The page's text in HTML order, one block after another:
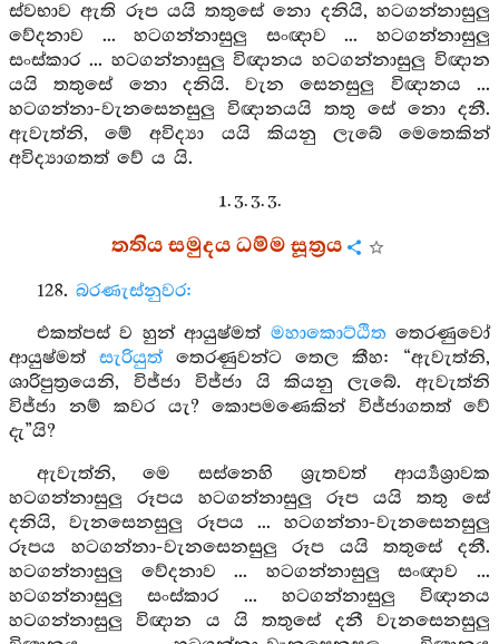
ස්වභාව ඇති රූප යයි තතුසේ නො දනියි, හටගන්නාසුලු
වේදනාව ... හටගන්නාසුලු සංඥාව ... හටගන්නාසුලු
සංස්කාර ... හටගන්නාසුලු විඥානය හටගන්නාසුලු විඥාන
යයි තතුසේ නො දනියි. වැන සෙනසුලු විඥානය ...
හටගන්නා-වැනසෙනසුලු විඥානයයි තතු සේ නො දනී.
ඇවැත්නි, මේ අවිද්‍යා යයි කියනු ලැබේ මෙතෙකින්
අවිද්‍යාගතත් වේ ය යි.
1. 3. 3. 3.
තතිය සමුදය ධම්ම සූත්‍රය
128. බරණැස්නුවර:
එකත්පස් ව හුන් ආයුෂ්මත් මහාකොට්ඨිත තෙරණුවෝ
ආයුෂ්මත් සැරියුත්තෙරණුවන්ට තෙල කීහ: “ඇවැත්නි,
ශාරිපුත්‍රයෙනි, විජ්ජා විජ්ජා යි කියනු ලැබේ. ඇවැත්නි
විජ්ජා නම් කවර යැ? කොපමණෙකින් විජ්ජාගතත් වේ
දැ”යි?
ඇවැත්නි, මෙ සස්නෙහි ශ්‍රැතවත් ආර්‍ය්‍යශ්‍රාවක
හටගන්නාසුලු රූපය හටගන්නාසුලු රූප යයි තතු සේ
දනියි, වැනසෙනසුලු රූපය ... හටගන්නා-වැනසෙනසුලු
රූපය හටගන්නා-වැනසෙනසුලු රූප යයි තතුසේ දනී.
හටගන්නාසුලු වේදනාව ... හටගන්නාසුලු සංඥාව ...
හටගන්නාසුලු සංස්කාර ... හටගන්නාසුලු විඥානය
හටගන්නාසුලු විඥාන ය යි තතුසේ දනී වැනසෙනසුලු